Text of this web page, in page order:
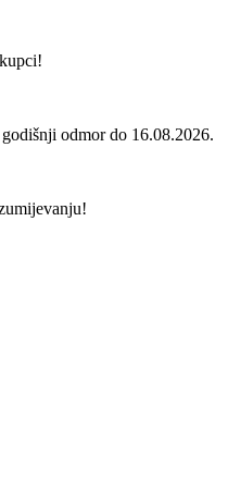
odmor do 16.08.2026.